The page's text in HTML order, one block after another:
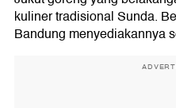
kuliner tradisional Sunda.
Bandung menyediakannya